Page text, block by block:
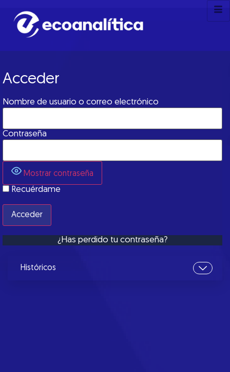
Acceder
Nombre de usuario o correo electrónico
Contraseña
Mostrar contraseña
Recuérdame
¿Has perdido tu contraseña?
Históricos